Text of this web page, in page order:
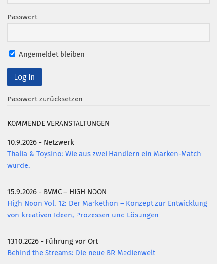
Passwort
Angemeldet bleiben
Passwort zurücksetzen
KOMMENDE VERANSTALTUNGEN
10.9.2026 - Netzwerk
Thalia & Toysino: Wie aus zwei Händlern ein Marken-Match
wurde.
15.9.2026 - BVMC – HIGH NOON
High Noon Vol. 12: Der Markethon – Konzept zur Entwicklung
von kreativen Ideen, Prozessen und Lösungen
13.10.2026 - Führung vor Ort
Behind the Streams: Die neue BR Medienwelt